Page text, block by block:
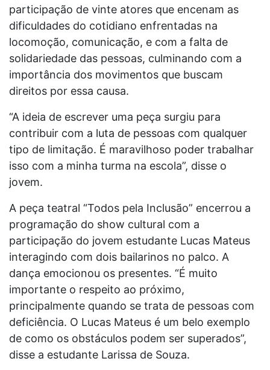
participação de vinte atores que encenam as
dificuldades do cotidiano enfrentadas na
locomoção, comunicação, e com a falta de
solidariedade das pessoas, culminando com a
importância dos movimentos que buscam
direitos por essa causa.
“A ideia de escrever uma peça surgiu para
contribuir com a luta de pessoas com qualquer
tipo de limitação. É maravilhoso poder trabalhar
isso com a minha turma na escola”, disse o
jovem.
A peça teatral “Todos pela Inclusão” encerrou a
programação do show cultural com a
participação do jovem estudante Lucas Mateus
interagindo com dois bailarinos no palco. A
dança emocionou os presentes. “É muito
importante o respeito ao próximo,
principalmente quando se trata de pessoas com
deficiência. O Lucas Mateus é um belo exemplo
de como os obstáculos podem ser superados”,
disse a estudante Larissa de Souza.